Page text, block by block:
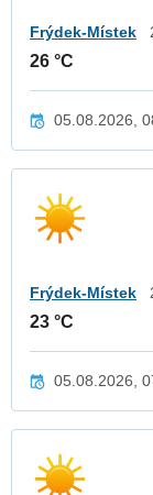
Frýdek-Místek
26 °C
05.08.2026,
Frýdek-Místek
23 °C
05.08.2026,